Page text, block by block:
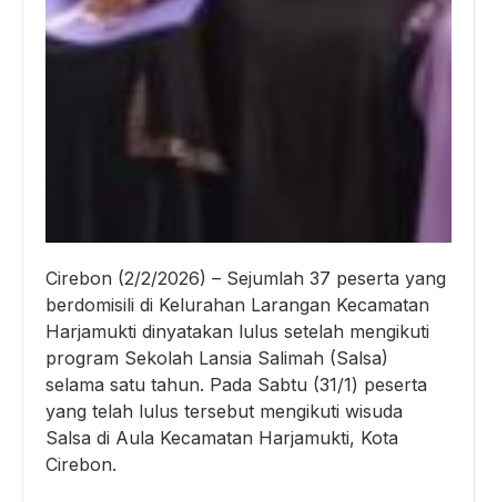
Cirebon (2/2/2026) – Sejumlah 37 peserta yang
berdomisili di Kelurahan Larangan Kecamatan
Harjamukti dinyatakan lulus setelah mengikuti
program Sekolah Lansia Salimah (Salsa)
selama satu tahun. Pada Sabtu (31/1) peserta
yang telah lulus tersebut mengikuti wisuda
Salsa di Aula Kecamatan Harjamukti, Kota
Cirebon.